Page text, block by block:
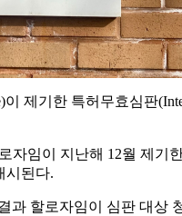
제기한 특허무효심판
자임이 지난해 12월 제
시된다.
할로자임이 심판 대상